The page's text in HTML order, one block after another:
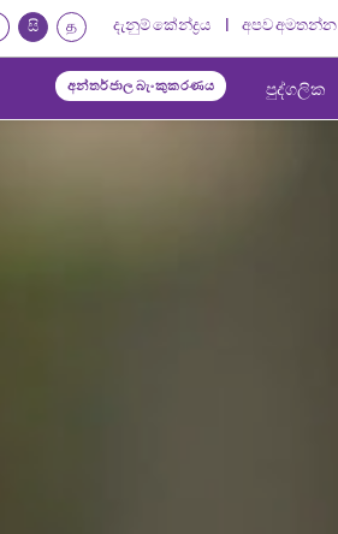
සි த දැනුම් කේන්ද්‍රය අපව අමතන්න
අන්තර්ජාල බැංකුකරණය පුද්ගලික